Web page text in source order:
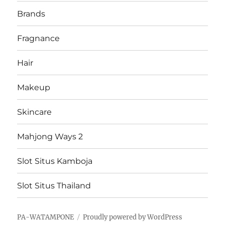
Brands
Fragnance
Hair
Makeup
Skincare
Mahjong Ways 2
Slot Situs Kamboja
Slot Situs Thailand
PA-WATAMPONE Proudly powered by WordPress